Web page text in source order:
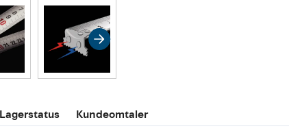
Lagerstatus Kundeomtaler